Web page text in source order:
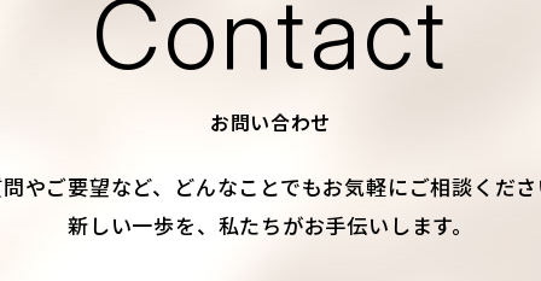
Contact
お問い合わせ
やご要望など、 どんなことでもお気軽にご相談くだ
新しい一歩を、私たちがお手伝いします。